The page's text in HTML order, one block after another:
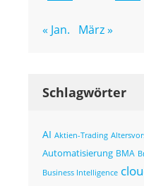
« Jan. März »
Schlagwörter
AI Aktien-Trading
Automatisierung BMA
Business Intelligence